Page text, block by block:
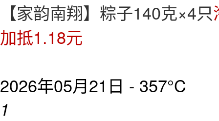
【家韵南翔】粽子140克×4只
加抵1.18元
2026年05月21日 - 357°C
1